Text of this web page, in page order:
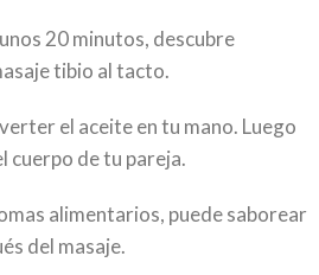
20 minutos, descubre
tibio al tacto.
el aceite en tu mano. Luego
cuerpo de tu pareja.
alimentarios, puede saborear
del masaje.